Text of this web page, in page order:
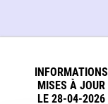
INFORMATIONS
MISES À JOUR
LE 28-04-2026